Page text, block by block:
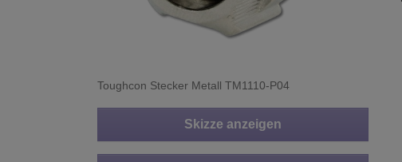
Toughcon Stecker Metall TM1110-P04
Skizze anzeigen